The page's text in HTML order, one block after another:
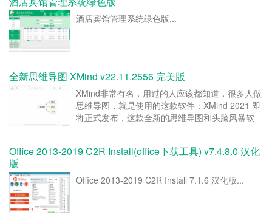
视频、文本文件、压缩...
酒店宾馆管理系统绿色版...
全新思维导图 XMind v22.11.2556 完美版
XMind非常有名，用过的人应该都知道，很多人做
思维导图，就是使用的这款软件；XMind 2021 即
将正式发布，这款全新的思维导图和头脑风暴软
择、增加了更多主题形状、支持...
Office 2013-2019 C2R Install(office下载工具) v7.4.8.0 汉化
版
Office 2013-2019 C2R Install 7.1.6 汉化版...